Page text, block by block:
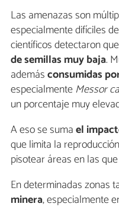
Las amenazas son
especialmente difíciles
científicos detectaron
de semillas muy baja.
ademásconsumidas
especialmenteMessor
un porcentaje muy
A eso se sumael
que limita la
pisotear áreas en las
En determinadas zonas
minera, especialmente